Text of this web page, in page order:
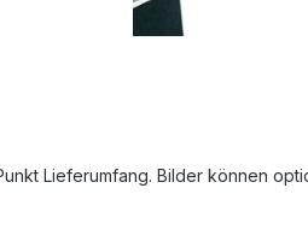
Lieferumfang. Bilder können